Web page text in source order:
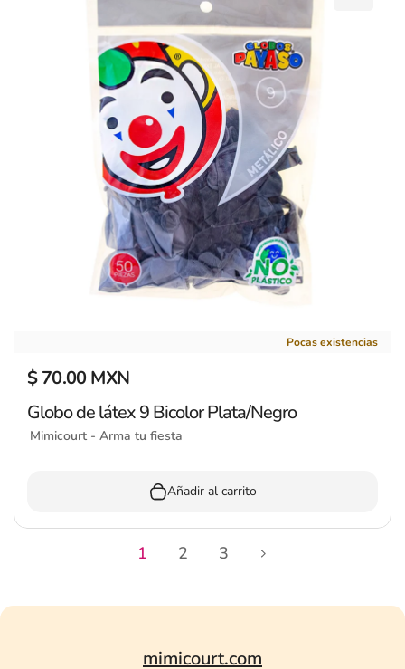
Pocas existencias
Precio regular
$ 70.00 MXN
Globo de látex 9 Bicolor Plata/Negro
Mimicourt - Arma tu fiesta
Añadir al carrito
1 2 3
mimicourt.com